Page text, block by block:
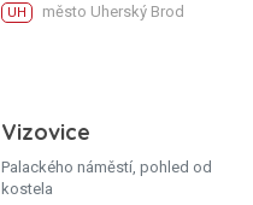
UH město Uherský Brod
Vizovice
Palackého náměstí, pohled od
kostela